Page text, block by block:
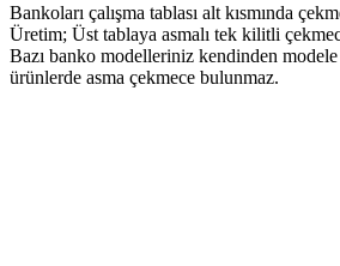
Bankoları çalışma tablası alt kısmında
Üretim; Üst tablaya asmalı tek kilitli
Bazı banko modelleriniz kendinden
ürünlerde asma çekmece bulunmaz.